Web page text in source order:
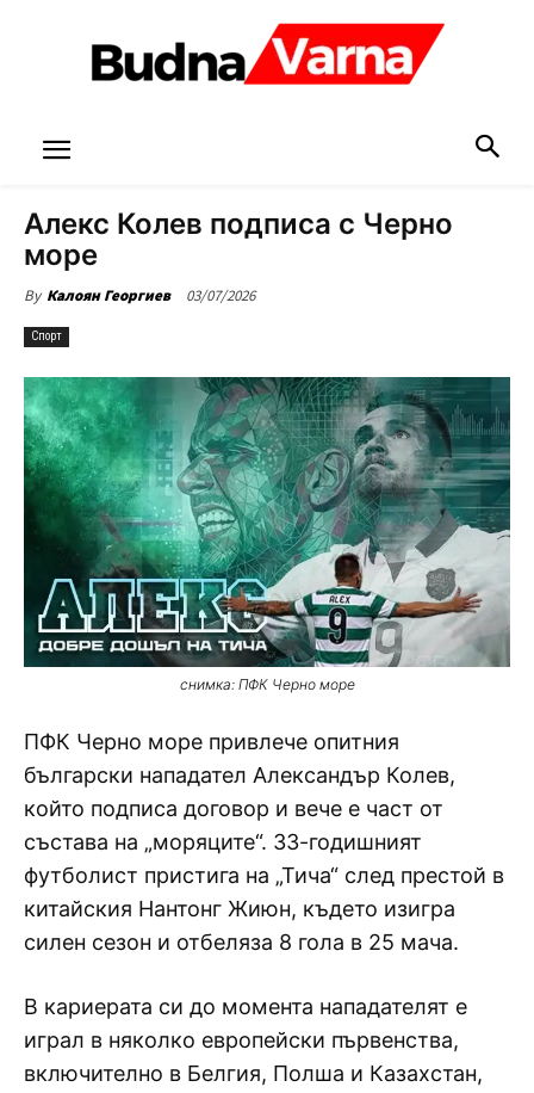
Алекс Колев подписа с Черно
море
By Калоян Георгиев 03/07/2026
Спорт
снимка: ПФК Черно море
ПФК Черно море привлече опитния
български нападател Александър Колев,
който подписа договор и вече е част от
състава на „моряците“. 33-годишният
футболист пристига на „Тича“ след престой в
китайския Нантонг Жиюн, където изигра
силен сезон и отбеляза 8 гола в 25 мача.
В кариерата си до момента нападателят е
играл в няколко европейски първенства,
включително в Белгия, Полша и Казахстан,